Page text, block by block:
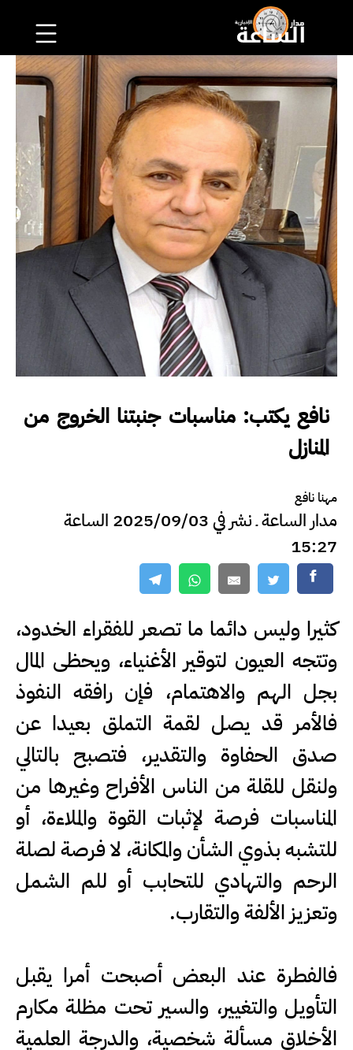
نافع يكتب: مناسبات جنبتنا الخروج من
المنازل
مهنا نافع
مدار الساعة ـ نشر في 2025/09/03 الساعة
15:27
كثيرا وليس دائما ما تصعر للفقراء الخدود،
وتتجه العيون لتوقير الأغنياء، ويحظى المال
بجل الهم والاهتمام، فإن رافقه النفوذ
فالأمر قد يصل لقمة التملق بعيدا عن
صدق الحفاوة والتقدير، فتصبح بالتالي
ولنقل للقلة من الناس الأفراح وغيرها من
المناسبات فرصة لإثبات القوة والملاءة، أو
للتشبه بذوي الشأن والمكانة، لا فرصة لصلة
الرحم والتهادي للتحابب أو للم الشمل
وتعزيز الألفة والتقارب.
فالفطرة عند البعض أصبحت أمرا يقبل
التأويل والتغيير، والسير تحت مظلة مكارم
الأخلاق مسألة شخصية، والدرجة العلمية